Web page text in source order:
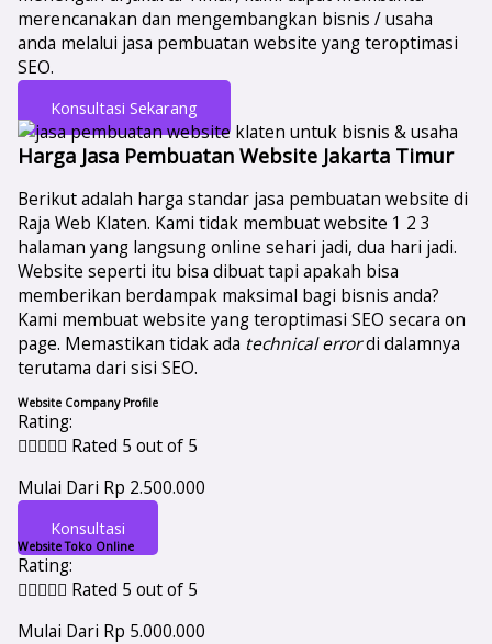
merencanakan dan mengembangkan bisnis / usaha
anda melalui jasa pembuatan website yang teroptimasi
SEO.
Konsultasi Sekarang
Harga Jasa Pembuatan Website Jakarta Timur
Berikut adalah harga standar jasa pembuatan website di
Raja Web Klaten. Kami tidak membuat website 1 2 3
halaman yang langsung online sehari jadi, dua hari jadi.
Website seperti itu bisa dibuat tapi apakah bisa
memberikan berdampak maksimal bagi bisnis anda?
Kami membuat website yang teroptimasi SEO secara on
page. Memastikan tidak ada technical errordi dalamnya
terutama dari sisi SEO.
Website Company Profile
Rating:
 Rated 5 out of 5
Mulai Dari Rp 2.500.000
Konsultasi
Website Toko Online
Rating:
 Rated 5 out of 5
Mulai Dari Rp 5.000.000